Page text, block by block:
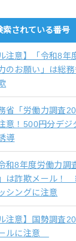
索されている番号
注意】「令和8年
のお願い」は総
省「労働力調査
意！500円分デジ
導
和8年度労働力調
は詐欺メール！
シングに注意
注意】国勢調査
ルに注意